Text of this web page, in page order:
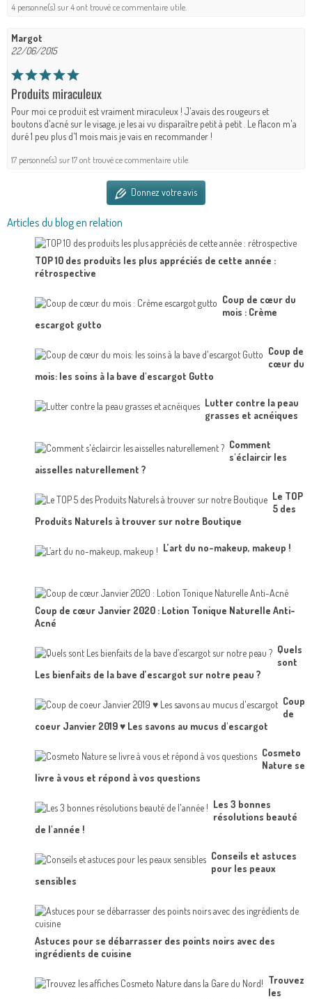
4 personne(s) sur 4 ont trouvé ce commentaire utile.
Margot
22/06/2015
Produits miraculeux
Pour moi ce produit est vraiment miraculeux ! J'avais des rougeurs et
boutons d'acné sur le visage, je les ai vu disparaître petit à petit . Le flacon m'a
duré 1 peu plus d'1 mois mais je vais en recommander !
17 personne(s) sur 17 ont trouvé ce commentaire utile.
Donnez votre avis
Articles du blog en relation
TOP 10 des produits les plus appréciés de cette année :
rétrospective
Coup de cœur du
mois : Crème
escargot gutto
Coup de
cœur du
mois: les soins à la bave d'escargot Gutto
Lutter contre la peau
grasses et acnéiques
Comment
s'éclaircir les
aisselles naturellement ?
Le TOP
5 des
Produits Naturels à trouver sur notre Boutique
L’art du no-makeup, makeup !
Coup de cœur Janvier 2020 : Lotion Tonique Naturelle Anti-
Acné
Quels
sont
Les bienfaits de la bave d’escargot sur notre peau ?
Coup
de
coeur Janvier 2019 ♥ Les savons au mucus d'escargot
Cosmeto
Nature se
livre à vous et répond à vos questions
Les 3 bonnes
résolutions beauté
de l'année !
Conseils et astuces
pour les peaux
sensibles
Astuces pour se débarrasser des points noirs avec des
ingrédients de cuisine
Trouvez
les